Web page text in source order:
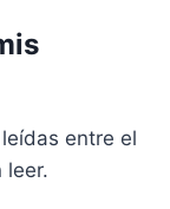
entre el
leer.